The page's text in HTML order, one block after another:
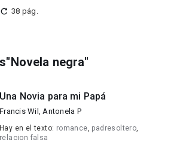
38 pág.
negra"
Una Novia para mi Papá
Francis Wil ,Antonela P
Hay en el texto: romance, padresoltero,
relacion falsa